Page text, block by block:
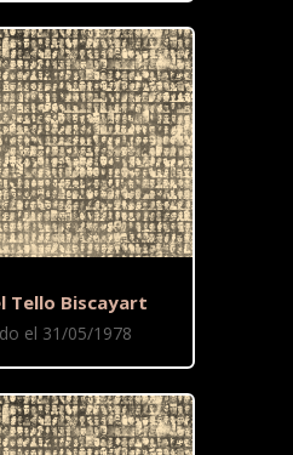
Tello Biscayart
el 31/05/1978